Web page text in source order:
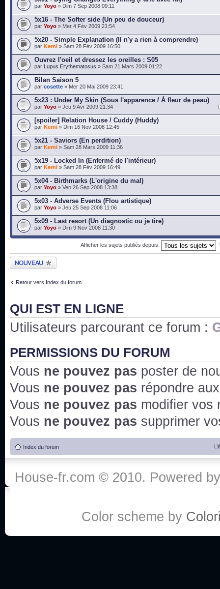
par Yoyo » Dim 7 Sep 2008 09:11
5x16 - The Softer side (Un peu de douceur)
par Yoyo » Mer 4 Fév 2009 21:54
5x20 - Simple Explanation (Il n'y a rien à comprendre)
par Kerni » Sam 28 Fév 2009 16:50
Ouvrez l'oeil et dressez les oreilles : S05
par Lupus Erythematosus » Sam 21 Mars 2009 01:22
Bilan Saison 5
par cosette » Mer 20 Mai 2009 23:41
5x23 : Under My Skin (Sous l'apparence / À fleur de peau)
par Yoyo » Jeu 9 Avr 2009 21:34
[spoiler] Relation House / Cuddy (Huddy)
par Kerni » Dim 16 Nov 2008 12:45
5x21 - Saviors (En perdition)
par Kerni » Sam 28 Mars 2009 11:36
5x19 - Locked In (Enfermé de l'intérieur)
par Kerni » Sam 28 Fév 2009 16:49
5x04 - Birthmarks (L'origine du mal)
par Yoyo » Ven 26 Sep 2008 13:38
5x03 - Adverse Events (Flou artistique)
par Yoyo » Jeu 25 Sep 2008 11:06
5x09 - Last resort (Un diagnostic ou je tire)
par Yoyo » Dim 9 Nov 2008 11:30
Afficher les sujets publiés depuis:
Publier un nouveau
sujet
Retour vers Index du forum
QUI EST EN LIGNE
Utilisateurs parcourant ce forum :
PERMISSIONS DU FORUM
Vous ne pouvez pas poster de
Vous ne pouvez pas répondre
Vous ne pouvez pas modifier vos
Vous ne pouvez pas supprimer
Index du forum
House-fr.com © 2010. Powered
Color scheme by